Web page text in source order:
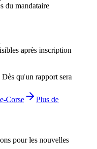
du mandataire
après inscription
qu'un rapport sera
Corse
Plus de
pour les nouvelles